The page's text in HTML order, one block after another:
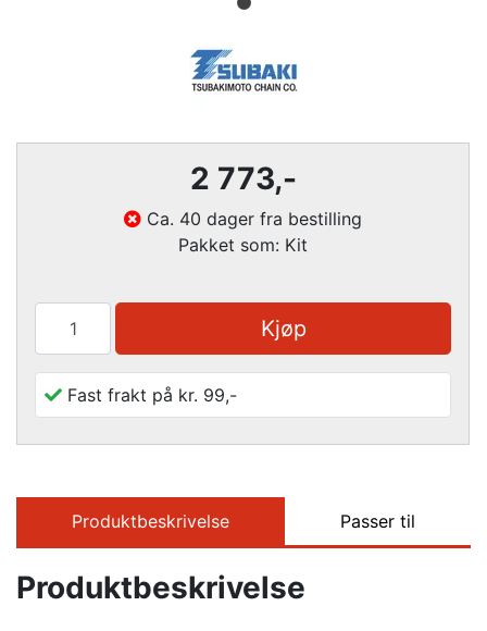
2 773,-
Ca. 40 dager fra bestilling
Pakket som: Kit
Kjøp
Fast frakt på kr. 99,-
Produktbeskrivelse Passer til
Produktbeskrivelse